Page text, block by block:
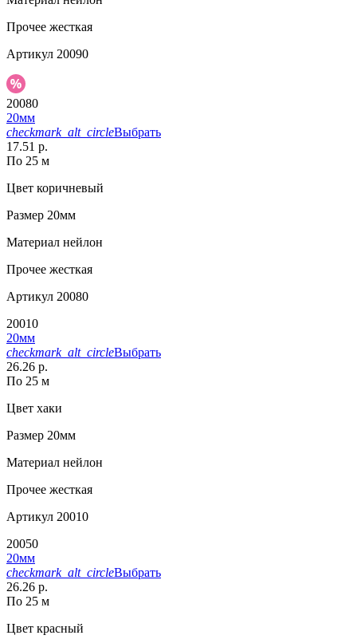
Прочее жесткая
Артикул 20090
20080
20мм
checkmark_alt_circleВыбрать
17.51 р.
По 25 м
Цвет коричневый
Размер 20мм
Материал нейлон
Прочее жесткая
Артикул 20080
20010
20мм
checkmark_alt_circleВыбрать
26.26 р.
По 25 м
Цвет хаки
Размер 20мм
Материал нейлон
Прочее жесткая
Артикул 20010
20050
20мм
checkmark_alt_circleВыбрать
26.26 р.
По 25 м
Цвет красный